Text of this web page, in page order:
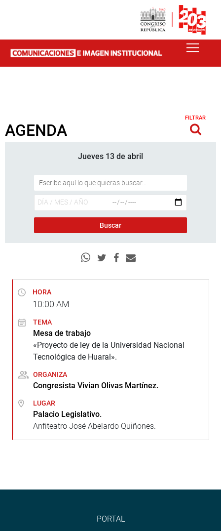
AGENDA
FILTRAR
Jueves 13 de abril
HORA
10:00 AM
TEMA
Mesa de trabajo
«Proyecto de ley de la Universidad Nacional
Tecnológica de Huaral».
ORGANIZA
Congresista Vivian Olivas Martínez.
LUGAR
Palacio Legislativo.
Anfiteatro José Abelardo Quiñones.
PORTAL